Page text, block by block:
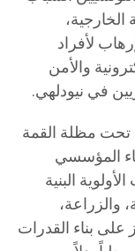
لأفراد
والأمن
في نيودلهي.
تحت مظلة القمة
المؤسسي
البنية
والزراعة،
على بناء القدرات